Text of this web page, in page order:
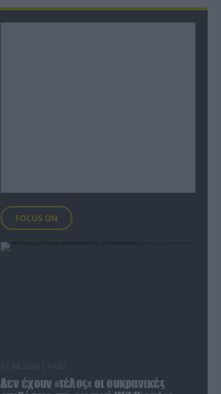
FOCUS ON
Δεν έχουν «τέλος» οι ουκρανικές